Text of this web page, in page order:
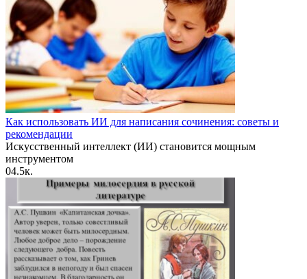
Как использовать ИИ для написания сочинения: советы и
рекомендации
Искусственный интеллект (ИИ) становится мощным
инструментом
04.5к.